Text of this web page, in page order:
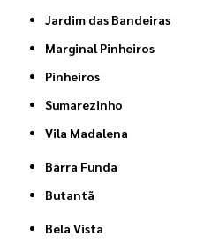
Jardim das Bandeiras
Marginal Pinheiros
Pinheiros
Sumarezinho
Vila Madalena
Barra Funda
Butantã
Bela Vista